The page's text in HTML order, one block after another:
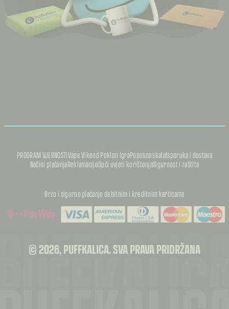
PROGRAM VJERNOSTIVape Vikend Poklon IgraPopusna skalaIsporuka i dostava
Načini plaćanjaReklamacijeOpći uvjeti korištenjaSigurnost i zaštita
Brzo i sigurno plaćanje debitnim i kreditnim karticama
© 2026, PUFFKALICA. SVA PRAVA PRIDRŽANA